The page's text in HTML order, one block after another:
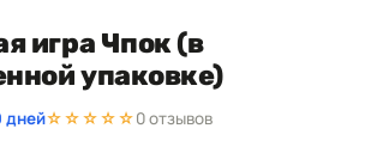
игра Чпок (в
упаковке)
дней☆☆☆☆☆0 отзывов